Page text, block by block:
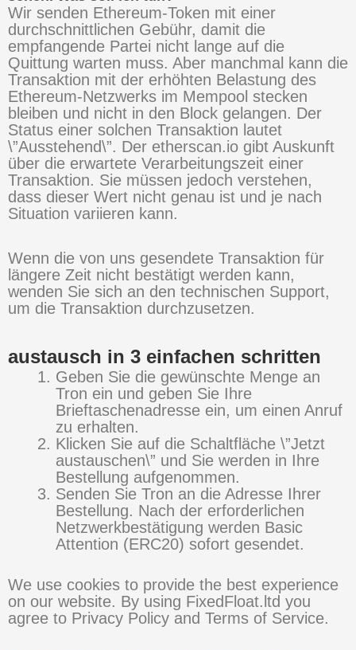
Wir senden Ethereum-Token mit einer
durchschnittlichen Gebühr, damit die
empfangende Partei nicht lange auf die
Quittung warten muss. Aber manchmal kann die
Transaktion mit der erhöhten Belastung des
Ethereum-Netzwerks im Mempool stecken
bleiben und nicht in den Block gelangen. Der
Status einer solchen Transaktion lautet
\”Ausstehend\”. Der etherscan.io gibt Auskunft
über die erwartete Verarbeitungszeit einer
Transaktion. Sie müssen jedoch verstehen,
dass dieser Wert nicht genau ist und je nach
Situation variieren kann.
Wenn die von uns gesendete Transaktion für
längere Zeit nicht bestätigt werden kann,
wenden Sie sich an den technischen Support,
um die Transaktion durchzusetzen.
austausch in 3 einfachen schritten
Geben Sie die gewünschte Menge an
Tron ein und geben Sie Ihre
Brieftaschenadresse ein, um einen Anruf
zu erhalten.
Klicken Sie auf die Schaltfläche \”Jetzt
austauschen\” und Sie werden in Ihre
Bestellung aufgenommen.
Senden Sie Tron an die Adresse Ihrer
Bestellung. Nach der erforderlichen
Netzwerkbestätigung werden Basic
Attention (ERC20) sofort gesendet.
We use cookies to provide the best experience
on our website. By using FixedFloat.ltd you
agree to Privacy Policy and Terms of Service.